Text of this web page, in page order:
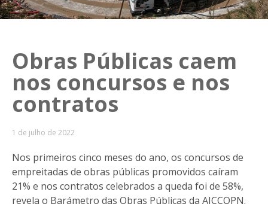
Obras Públicas caem
nos concursos e nos
contratos
1 de julho de 2022
Nos primeiros cinco meses do ano, os concursos de
empreitadas de obras públicas promovidos caíram
21% e nos contratos celebrados a queda foi de 58%,
revela o Barámetro das Obras Públicas da AICCOPN.